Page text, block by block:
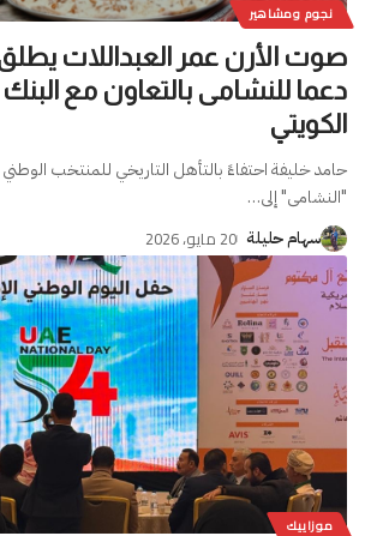
نجوم ومشاهير
صوت الأرن عمر العبداللات يطلق
دعما للنشامى بالتعاون مع البنك
الكويتي
حامد خليفة احتفاءً بالتأهل التاريخي للمنتخب الوطني
"النشامى" إلى…
سهام حليلة 20 مايو، 2026
موزاييك